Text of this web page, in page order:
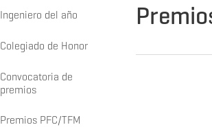
Ingeniero del año
Colegiado de Honor
Convocatoria de
premios
Premios PFC/TFM